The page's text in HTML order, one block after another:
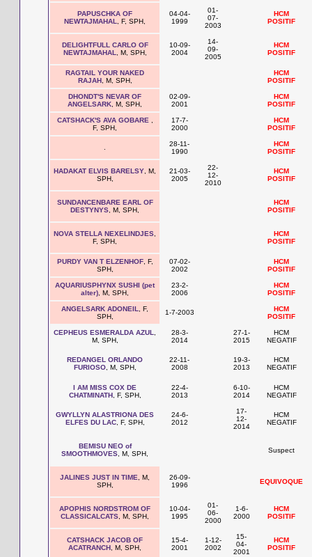
PAPUSCHKA OF
NEWTAJMAHAL
, F, SPH,
04-04-
1999
01-
07-
2003
HCM
POSITIF
DELIGHTFULL CARLO OF
NEWTAJMAHAL
, M, SPH,
10-09-
2004
14-
09-
2005
HCM
POSITIF
RAGTAIL YOUR NAKED
RAJAH, M, SPH,
HCM
POSITIF
DHONDT'S NEVAR OF
ANGELSARK , M, SPH,
02-09-
2001
HCM
POSITIF
CATSHACK'S AVA GOBARE
F, SPH,
17-7-
2000
HCM
POSITIF
28-11-
1990
HCM
POSITIF
HADAKAT ELVIS BARELSY , M,
SPH,
21-03-
2005
22-
12-
2010
HCM
POSITIF
SUNDANCENBARE EARL OF
DESTYNYS , M, SPH,
HCM
POSITIF
NOVA STELLA NEXELINDJES
F, SPH,
HCM
POSITIF
PURDY VAN T ELZENHOF, F,
SPH,
07-02-
2002
HCM
POSITIF
AQUARIUSPHYNX SUSHI (pet
alter) , M, SPH,
23-2-
2006
HCM
POSITIF
ANGELSARK ADONEIL
, F,
SPH,
1-7-2003
HCM
POSITIF
CEPHEUS ESMERALDA AZUL
M, SPH,
28-3-
2014
27-1-
2015
HCM
NEGATIF
REDANGEL ORLANDO
FURIOSO, M, SPH,
22-11-
2008
19-3-
2013
HCM
NEGATIF
I AM MISS COX DE
CHATMINATH, F, SPH,
22-4-
2013
6-10-
2014
HCM
NEGATIF
GWYLLYN ALASTRIONA DES
ELFES DU LAC, F, SPH,
24-6-
2012
17-
12-
2014
HCM
NEGATIF
BEMISU NEO of
SMOOTHMOVES , M, SPH, Suspect
JALINES JUST IN TIME , M,
SPH,
26-09-
1996
EQUIVOQUE
APOPHIS NORDSTROM OF
CLASSICALCATS , M, SPH,
10-04-
1995
01-
06-
2000
1-6-
2000
HCM
POSITIF
CATSHACK JACOB OF
ACATRANCH , M, SPH,
15-4-
2001
1-12-
2002
15-
04-
2001
HCM
POSITIF